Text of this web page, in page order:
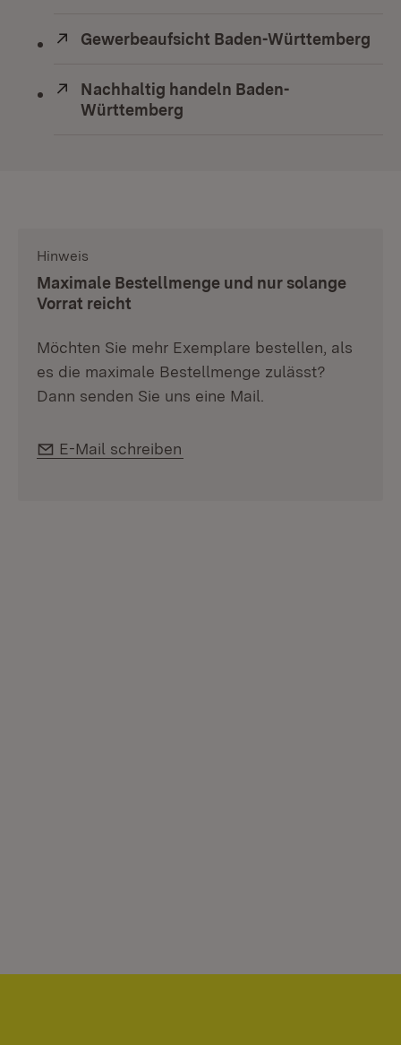
Extern:
Gewerbeaufsicht Baden-Württemberg
Extern:
Nachhaltig handeln Baden-
Württemberg
Hinweis
Maximale Bestellmenge und nur solange
Vorrat reicht
Möchten Sie mehr Exemplare bestellen, als
es die maximale Bestellmenge zulässt?
Dann senden Sie uns eine Mail.
E-Mail:
E-Mail schreiben